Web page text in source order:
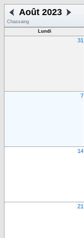
Août 2023
Chassaing
Lundi
31
7
14
21